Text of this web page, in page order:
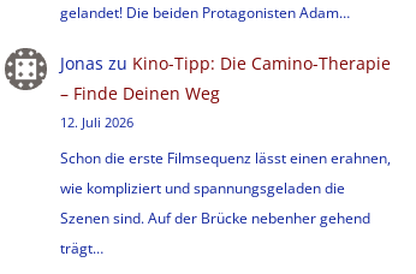
gelandet! Die beiden Protagonisten Adam…
Jonas zu Kino-Tipp: Die Camino-Therapie
– Finde Deinen Weg
12. Juli 2026
Schon die erste Filmsequenz lässt einen erahnen,
wie kompliziert und spannungsgeladen die
Szenen sind. Auf der Brücke nebenher gehend
trägt…